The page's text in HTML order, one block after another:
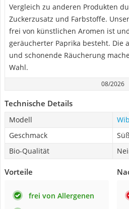
Vergleich zu anderen Produkten
Zuckerzusatz und Farbstoffe.
frei von künstlichen Aromen ist
geräucherter Paprika besteht. Die
und schonende Räucherung
Wahl.
08/2026
Technische Details
Modell
Geschmack
Bio-Qualität
Vorteile
frei von Allergenen